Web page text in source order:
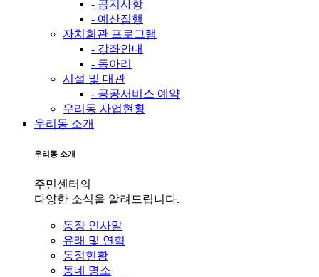
- 공지사항
- 예산집행
자치회관 프로그램
- 강좌안내
- 동아리
시설 및 대관
- 공공서비스 예약
우리동 사업현황
우리동 소개
우리동 소개
주민센터의
다양한 소식을 알려드립니다.
동장 인사말
유래 및 연혁
동정현황
동네 명소